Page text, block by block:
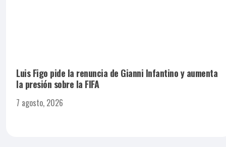
Luis Figo pide la renuncia de Gianni Infantino y aumenta
la presión sobre la FIFA
7 agosto, 2026